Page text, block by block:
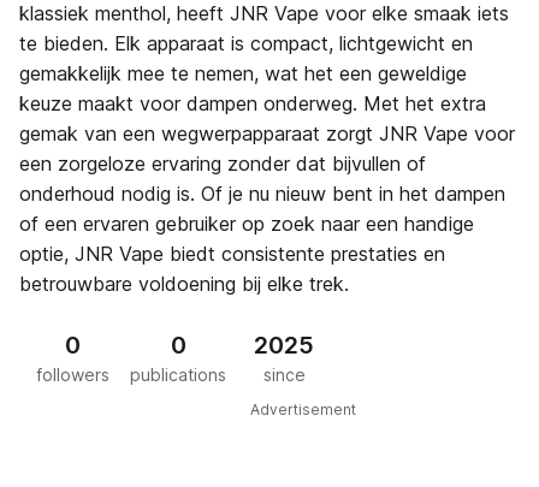
klassiek menthol, heeft JNR Vape voor elke smaak iets
te bieden. Elk apparaat is compact, lichtgewicht en
gemakkelijk mee te nemen, wat het een geweldige
keuze maakt voor dampen onderweg. Met het extra
gemak van een wegwerpapparaat zorgt JNR Vape voor
een zorgeloze ervaring zonder dat bijvullen of
onderhoud nodig is. Of je nu nieuw bent in het dampen
of een ervaren gebruiker op zoek naar een handige
optie, JNR Vape biedt consistente prestaties en
betrouwbare voldoening bij elke trek.
0
followers
0
publications
2025
since
Advertisement